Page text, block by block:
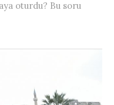
oturdu? Bu soru